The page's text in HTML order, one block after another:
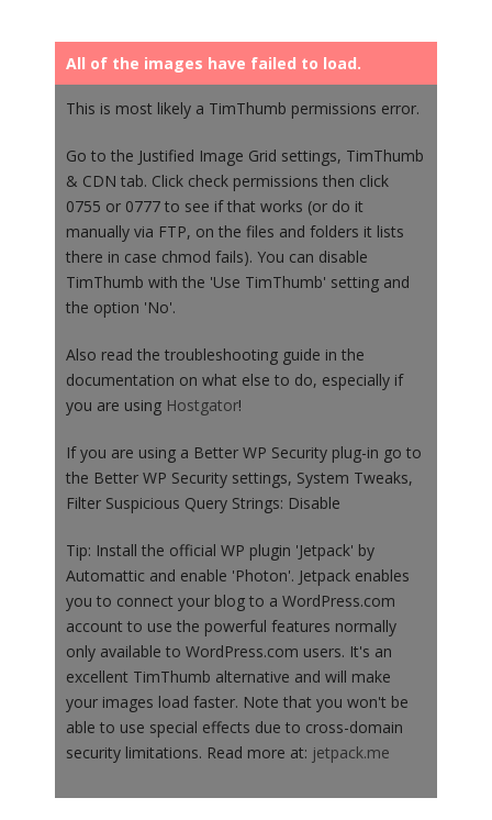
All of the images have failed to load.
This is most likely a TimThumb permissions error.
Go to the Justified Image Grid settings, TimThumb
& CDN tab. Click check permissions then click
0755 or 0777 to see if that works (or do it
manually via FTP, on the files and folders it lists
there in case chmod fails). You can disable
TimThumb with the 'Use TimThumb' setting and
the option 'No'.
Also read the troubleshooting guide in the
documentation on what else to do, especially if
you are using Hostgator!
If you are using a Better WP Security plug-in go to
the Better WP Security settings, System Tweaks,
Filter Suspicious Query Strings: Disable
Tip: Install the official WP plugin 'Jetpack' by
Automattic and enable 'Photon'. Jetpack enables
you to connect your blog to a WordPress.com
account to use the powerful features normally
only available to WordPress.com users. It's an
excellent TimThumb alternative and will make
your images load faster. Note that you won't be
able to use special effects due to cross-domain
security limitations. Read more at: jetpack.me